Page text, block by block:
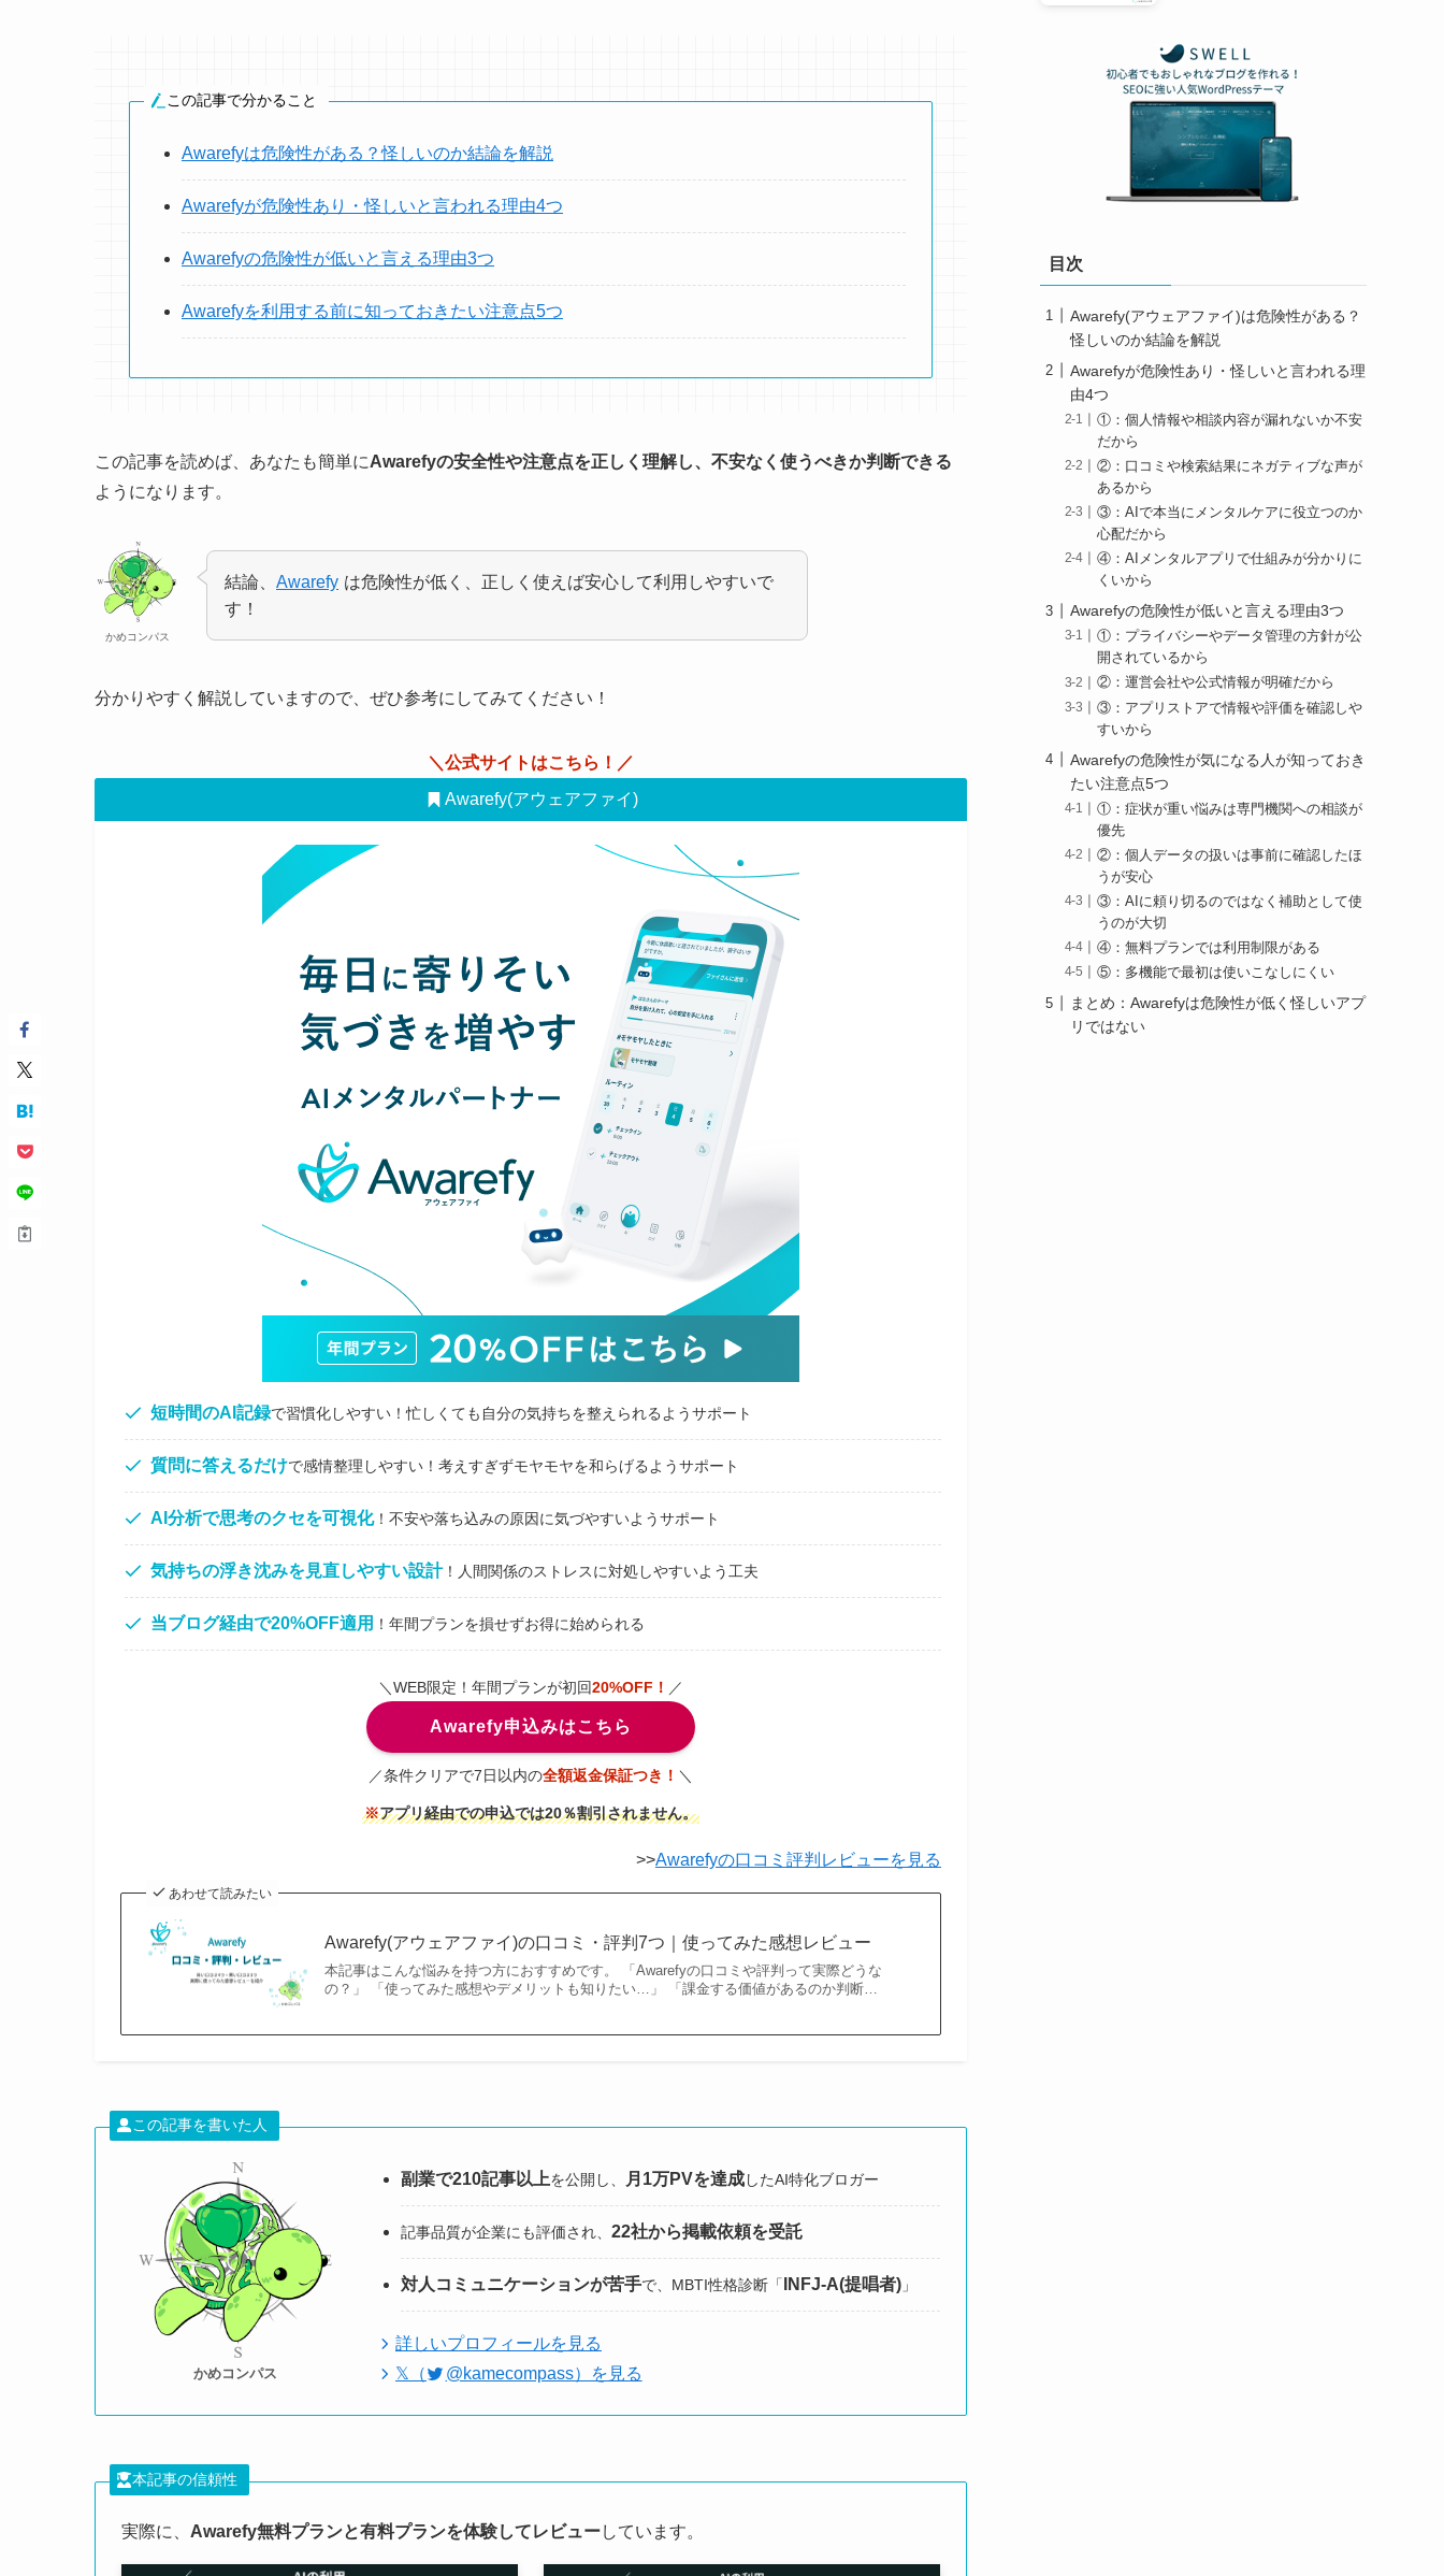
この記事で分かること
Awarefyは危険性がある？怪しいのか結論を解説
Awarefyが危険性あり・怪しいと言われる理由4つ
Awarefyの危険性が低いと言える理由3つ
Awarefyを利用する前に知っておきたい注意点5つ
この記事を読めば、あなたも簡単にAwarefyの安全性や注意点を正しく理解し、不安なく使うべきか判断できる
ようになります。
かめコンパス
結論、 Awarefy は危険性が低く、正しく使えば安心して利用しやすいで
す！
分かりやすく解説していますので、ぜひ参考にしてみてください！
＼公式サイトはこちら！／
Awarefy(アウェアファイ)
短時間のAI記録で習慣化しやすい！忙しくても自分の気持ちを整えられるようサポート
質問に答えるだけで感情整理しやすい！考えすぎずモヤモヤを和らげるようサポート
AI分析で思考のクセを可視化！不安や落ち込みの原因に気づやすいようサポート
気持ちの浮き沈みを見直しやすい設計！人間関係のストレスに対処しやすいよう工夫
当ブログ経由で20%OFF適用 ！年間プランを損せずお得に始められる
＼WEB限定！年間プランが初回20%OFF！ ／
Awarefy申込みはこちら
／条件クリアで7日以内の全額返金保証つき！ ＼
※アプリ経由での申込では20％割引されません。
>>Awarefyの口コミ評判レビューを見る
あわせて読みたい
Awarefy(アウェアファイ)の口コミ・評判7つ｜使ってみた感想レビュー
本記事はこんな悩みを持つ方におすすめです。 「Awarefyの口コミや評判って実際どうな
の？」 「使ってみた感想やデメリットも知りたい…」 「課金する価値があるのか判断…
この記事を書いた人
かめコンパス
副業で210記事以上を公開し、 月1万PVを達成したAI特化ブロガー
記事品質が企業にも評価され、 22社から掲載依頼を受託
対人コミュニケーションが苦手で、MBTI性格診断「 INFJ-A(提唱者)」
詳しいプロフィールを見る
𝕏（
@kamecompass）を見る
本記事の信頼性
実際に、 Awarefy無料プランと有料プランを体験してレビューしています。
目次
Awarefy(アウェアファイ)は危険性がある？
怪しいのか結論を解説
Awarefyが危険性あり・怪しいと言われる理
由4つ
①：個人情報や相談内容が漏れないか不安
だから
②：口コミや検索結果にネガティブな声が
あるから
③：AIで本当にメンタルケアに役立つのか
心配だから
④：AIメンタルアプリで仕組みが分かりに
くいから
Awarefyの危険性が低いと言える理由3つ
①：プライバシーやデータ管理の方針が公
開されているから
②：運営会社や公式情報が明確だから
③：アプリストアで情報や評価を確認しや
すいから
Awarefyの危険性が気になる人が知っておき
たい注意点5つ
①：症状が重い悩みは専門機関への相談が
優先
②：個人データの扱いは事前に確認したほ
うが安心
③：AIに頼り切るのではなく補助として使
うのが大切
④：無料プランでは利用制限がある
⑤：多機能で最初は使いこなしにくい
まとめ：Awarefyは危険性が低く怪しいアプ
リではない